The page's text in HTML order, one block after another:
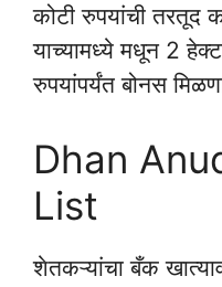
कोटी रुपयांची
याच्यामध्ये मधून 2
रुपयांपर्यंत बोनस
Dhan
List
शेतकऱ्यांचा बँक